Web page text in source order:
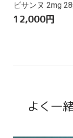
ビサンヌ 2mg
12,000円
よく一